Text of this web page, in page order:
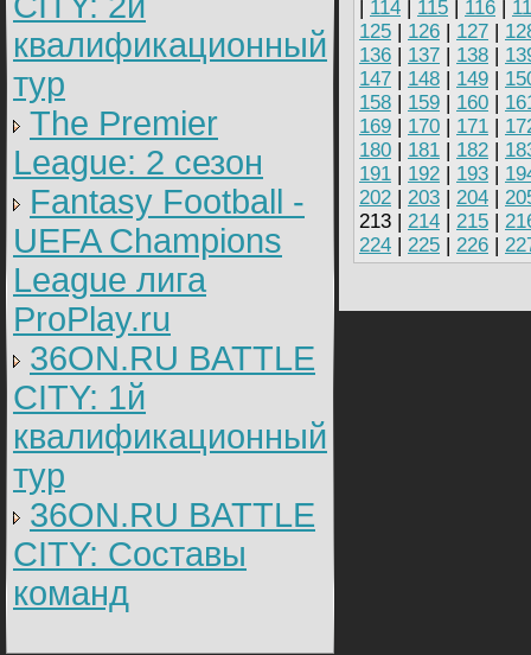
квалификационный
тур
The Premier
League: 2 cезон
Fantasy Football -
UEFA Champions
League лига
ProPlay.ru
36ON.RU BATTLE
CITY: 1й
квалификационный
тур
36ON.RU BATTLE
CITY: Составы
команд
| 114 | 115 | 116 |
125 | 126 | 127 |
136 | 137 | 138 |
147 | 148 | 149 |
158 | 159 | 160 |
169 | 170 | 171 |
180 | 181 | 182 |
191 | 192 | 193 |
202 | 203 | 204 |
213 | 214 | 215 |
224 | 225 | 226 |